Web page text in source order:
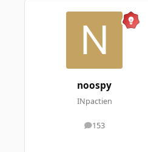
noospy
INpactien
153
messages